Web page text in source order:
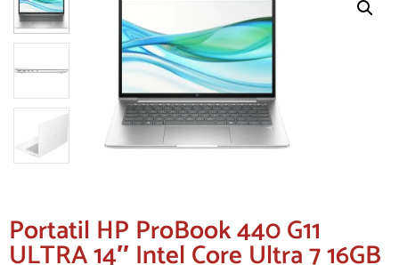
Portatil HP ProBook 440 G11
ULTRA 14″ Intel Core Ultra 7 16GB